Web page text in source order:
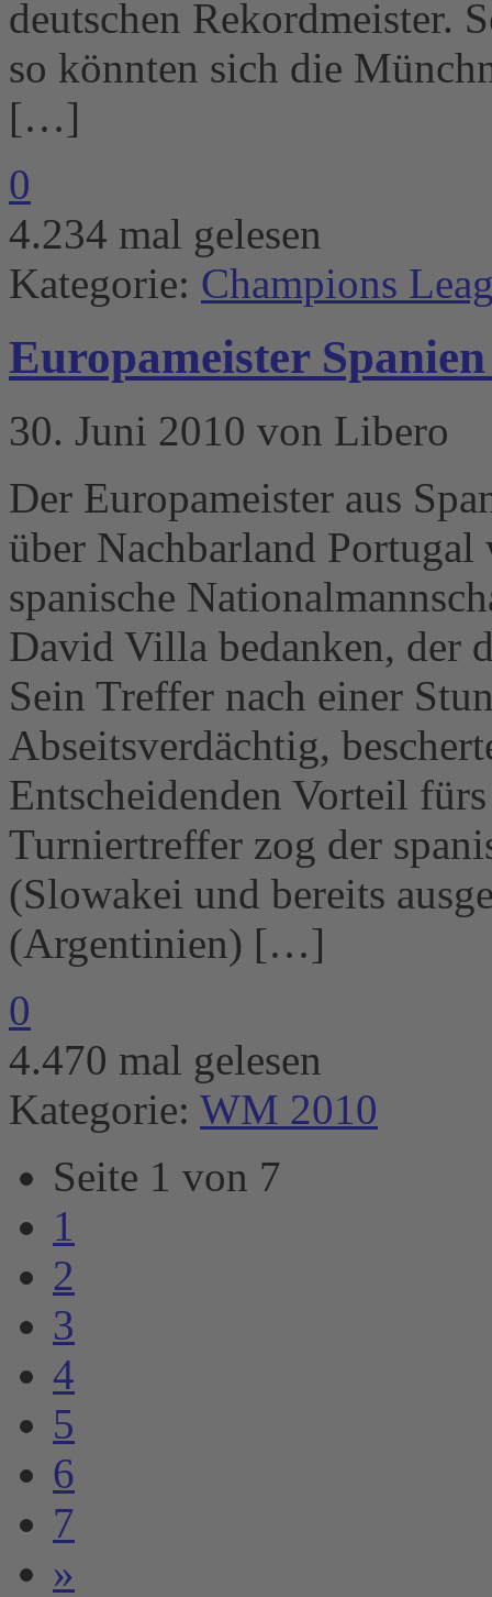
deutschen Rekordmeister.
so könnten sich die
[…]
0
4.234 mal gelesen
Kategorie: Champions
Europameister
30. Juni 2010 von Libero
Der Europameister aus
über Nachbarland
spanische
David Villa bedanken, der
Sein Treffer nach einer
Abseitsverdächtig,
Entscheidenden Vorteil
Turniertreffer zog der
(Slowakei und bereits
(Argentinien) […]
0
4.470 mal gelesen
Kategorie: WM 2010
Seite 1 von 7
1
2
3
4
5
6
7
»